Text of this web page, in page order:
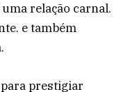
uma relação carnal.
e também
prestigiar